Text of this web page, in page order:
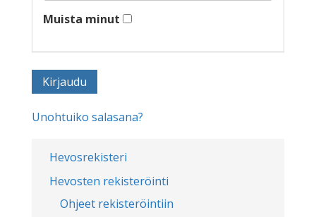
Hevosrekisteri
Hevosten rekisteröinti
Ohjeet rekisteröintiin
Muista minut
Unohtuiko salasana?